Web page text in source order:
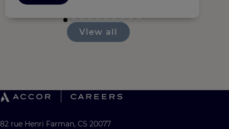
View all
82 rue Henri Farman, CS 20077